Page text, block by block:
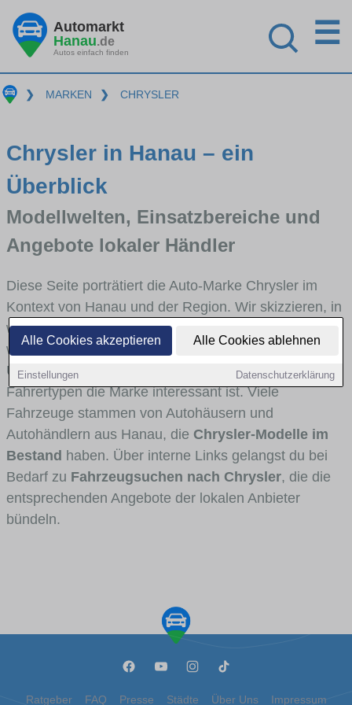
Alle Cookies akzeptieren Alle Cookies ablehnen
Einstellungen Datenschutzerklärung
Automarkt
Hanau.de
Autos einfach finden
☰
❯ MARKEN ❯ CHRYSLER
Chrysler in Hanau – ein
Überblick
Modellwelten, Einsatzbereiche und
Angebote lokaler Händler
Diese Seite porträtiert die Auto-Marke Chrysler im
Kontext von Hanau und der Region. Wir skizzieren, in
welchen Fahrzeugklassen Chrysler stark vertreten ist,
welche Modellreihen häufig im Stadt- und
Umlandverkehr zu sehen sind und für welche
Fahrertypen die Marke interessant ist. Viele
Fahrzeuge stammen von Autohäusern und
Autohändlern aus Hanau, die Chrysler-Modelle im
Bestand haben. Über interne Links gelangst du bei
Bedarf zu Fahrzeugsuchen nach Chrysler, die die
entsprechenden Angebote der lokalen Anbieter
bündeln.
Ratgeber FAQ Presse Städte Über Uns Impressum